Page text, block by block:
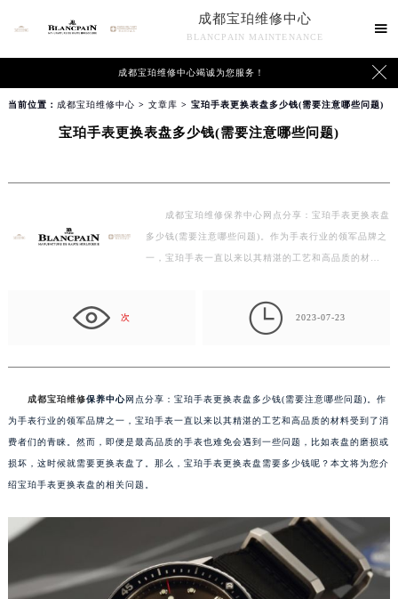
成都宝珀维修中心
BLANCPAIN MAINTENANCE

成都宝珀维修中心竭诚为您服务！ 
当前位置： 成都宝珀维修中心 > 文章库 > 宝珀手表更换表盘多少钱(需要注意哪些问题)
宝珀手表更换表盘多少钱(需要注意哪些问题)
成都宝珀维修保养中心网点分享：宝珀手表更换表盘
多少钱(需要注意哪些问题)。作为手表行业的领军品牌之
一，宝珀手表一直以来以其精湛的工艺和高品质的材…
次  2023-07-23
成都宝珀维修保养中心网点分享：宝珀手表更换表盘多少钱(需要注意哪些问题)。作
为手表行业的领军品牌之一，宝珀手表一直以来以其精湛的工艺和高品质的材料受到了消
费者们的青睐。然而，即便是最高品质的手表也难免会遇到一些问题，比如表盘的磨损或
损坏，这时候就需要更换表盘了。那么，宝珀手表更换表盘需要多少钱呢？本文将为您介
绍宝珀手表更换表盘的相关问题。